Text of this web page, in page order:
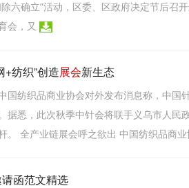
除六确立”活动，区委、区政府决定节后召
会，又
+纺织”创造展会新生态
国纺织品商业协会对外发布消息称，中
据悉，此次秋季中针会将联手义乌市人民
。 全产业链展会呼之欲出 中国纺织品商
函范文精选